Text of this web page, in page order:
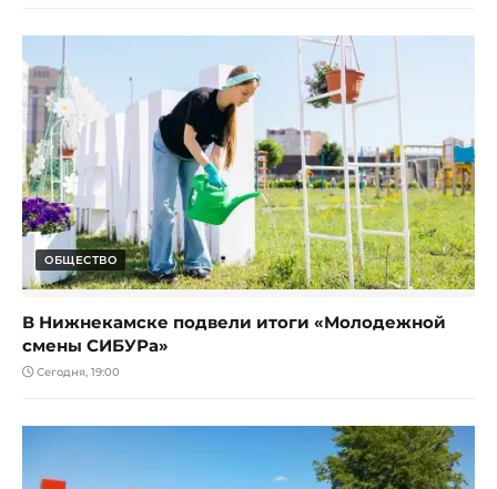
ОБЩЕСТВО
В Нижнекамске подвели итоги «Молодежной
смены СИБУРа»
Сегодня, 19:00